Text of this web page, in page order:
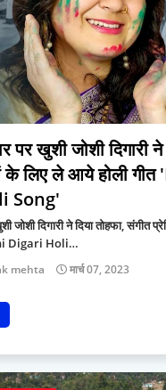
पर खुशी जोशी दिगारी
के लिए ले आये होली
Song'
जोशी दिगारी ने दिया तोहफा, संगीत
Digari Holi…
mehta मार्च 07, 2023